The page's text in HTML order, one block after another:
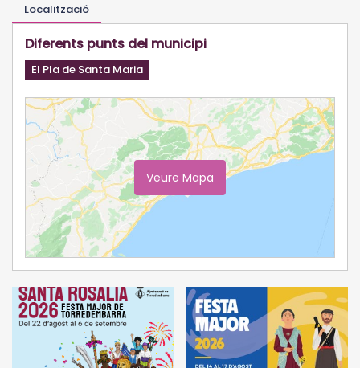
Localització
Diferents punts del municipi
El Pla de Santa Maria
Veure Mapa